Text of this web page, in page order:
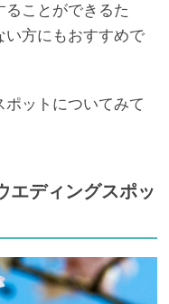
ることができるた
い方にもおすすめで
ットについてみて
エディングスポッ